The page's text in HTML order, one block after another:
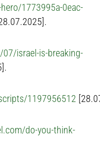
1773995a-0eac-
israel-is-breaking-
1197956512
do-you-think-